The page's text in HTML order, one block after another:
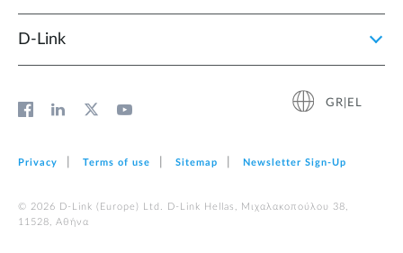
D‑Link
GR|EL
Privacy Terms of use Sitemap Newsletter Sign‑Up
© 2026 D‑Link (Europe) Ltd. D-Link Hellas, Μιχαλακοπούλου 38,
11528, Αθήνα